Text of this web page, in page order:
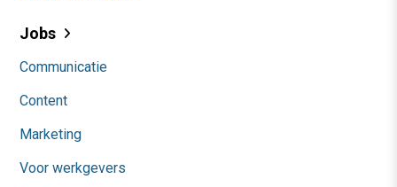
Jobs
Communicatie
Content
Marketing
Voor werkgevers